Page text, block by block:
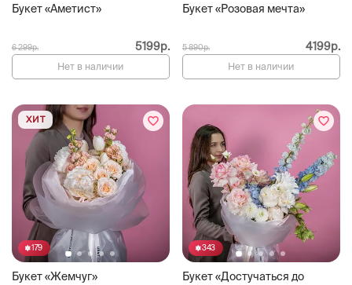
Букет «Аметист»
6 299р. 5199р.
Нет в наличии
Букет «Розовая мечта»
5 890р. 4199р.
Нет в наличии
179
Букет «Жемчуг»
ХИТ
343
Букет «Достучаться до